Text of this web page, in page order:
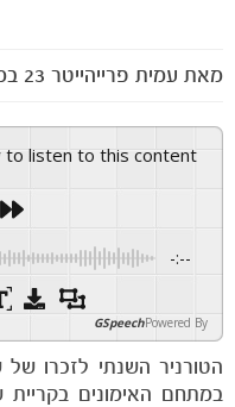
מאת עמית פרייהייטר 23 במאי , 2022
to listen to this content
-:--
Powered By
GSpeech
הטורניר השנתי לזכרו
במתחם האימונים